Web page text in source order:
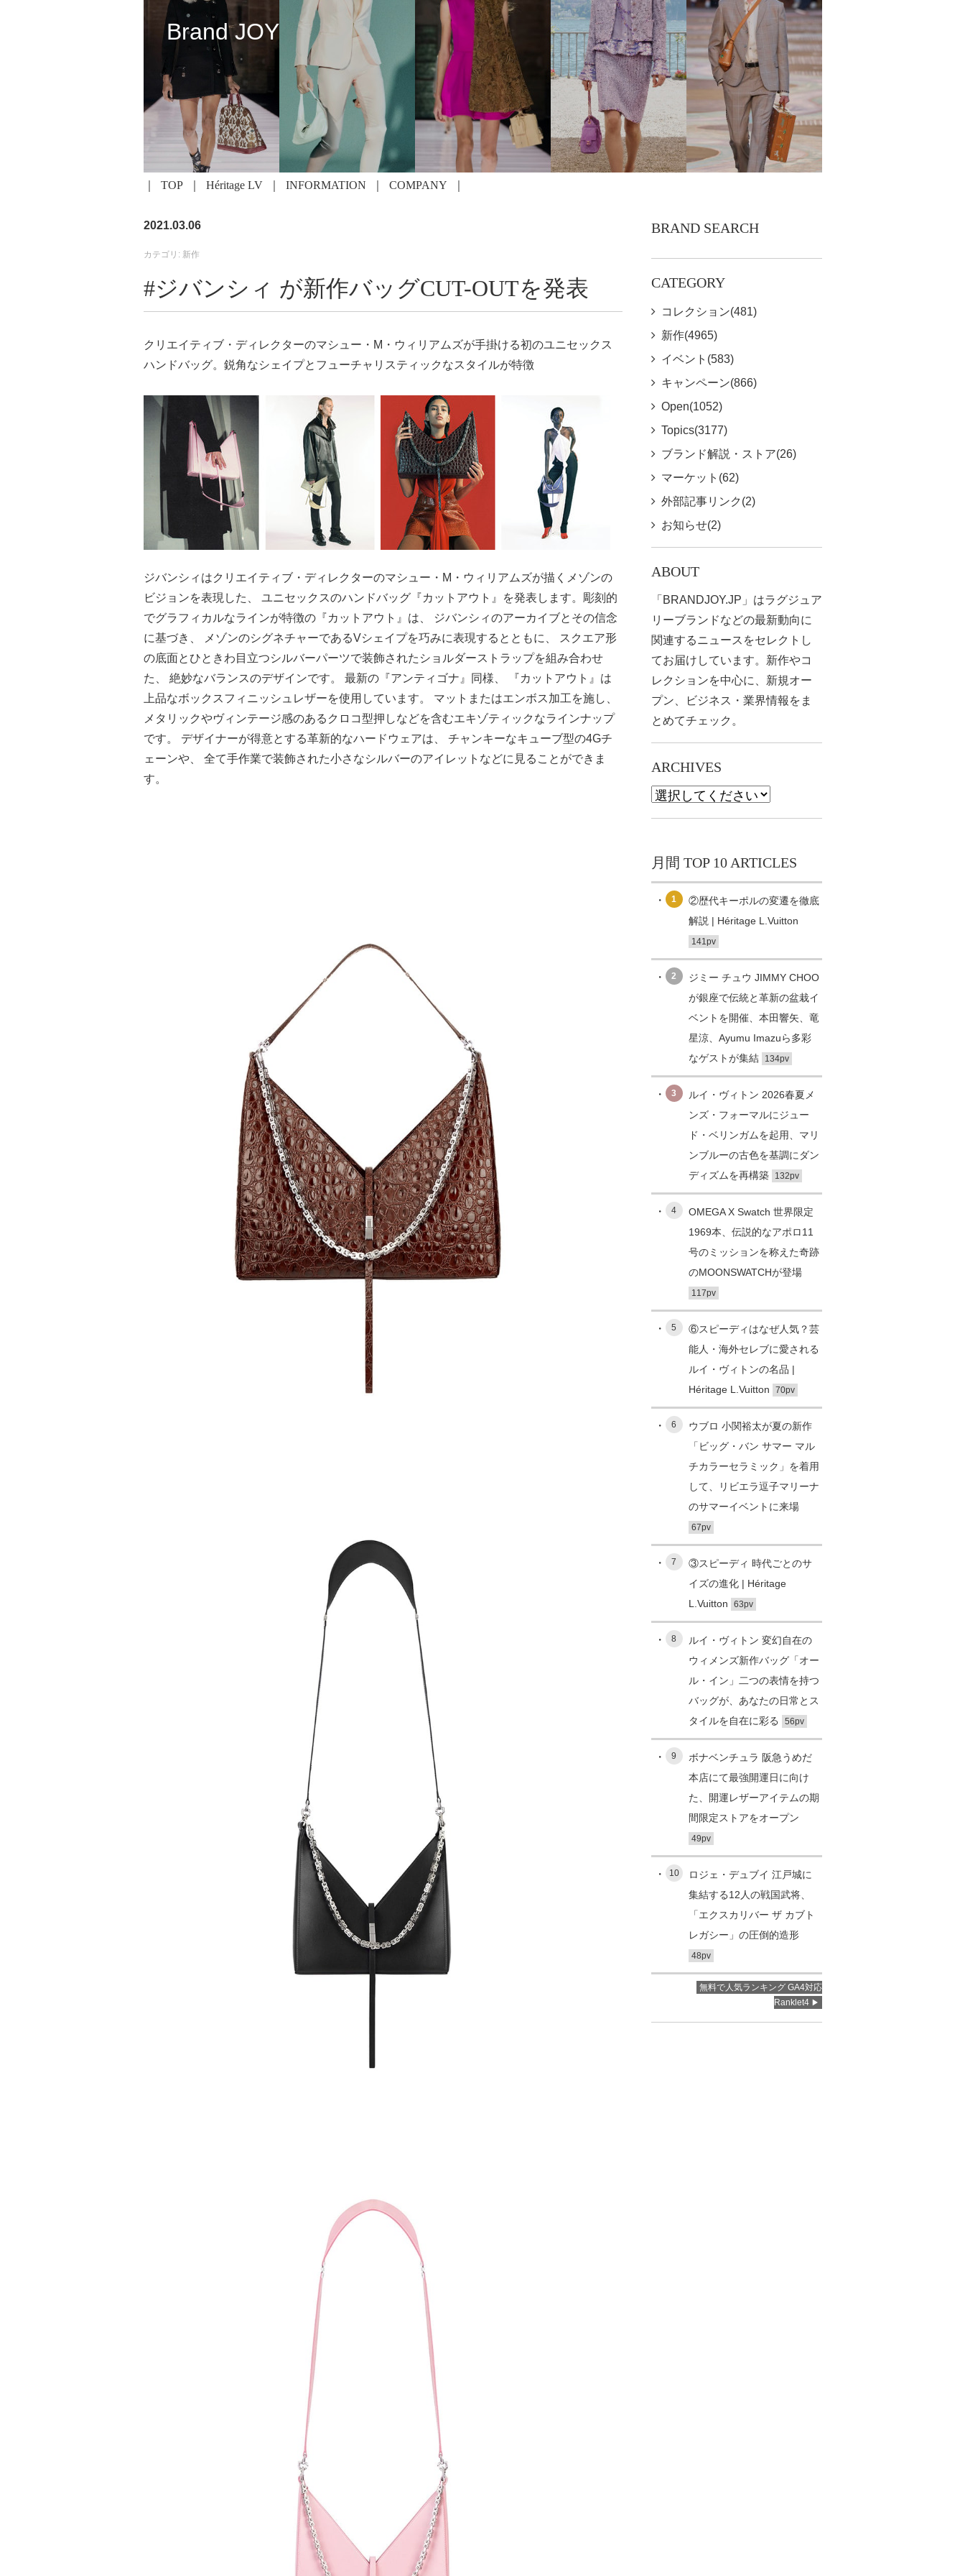
Brand JOY
TOP Héritage LV INFORMATION COMPANY
2021.03.06
カテゴリ: 新作
#ジバンシィ が新作バッグCUT-OUTを発表
クリエイティブ・ディレクターのマシュー・M・ウィリアムズが手掛ける初のユニセックス
ハンドバッグ。鋭角なシェイプとフューチャリスティックなスタイルが特徴
ジバンシィはクリエイティブ・ディレクターのマシュー・M・ウィリアムズが描くメゾンの
ビジョンを表現した、 ユニセックスのハンドバッグ『カットアウト』を発表します。彫刻的
でグラフィカルなラインが特徴の『カットアウト』は、 ジバンシィのアーカイブとその信念
に基づき、 メゾンのシグネチャーであるVシェイプを巧みに表現するとともに、 スクエア形
の底面とひときわ目立つシルバーパーツで装飾されたショルダーストラップを組み合わせ
た、 絶妙なバランスのデザインです。 最新の『アンティゴナ』同様、 『カットアウト』は
上品なボックスフィニッシュレザーを使用しています。 マットまたはエンボス加工を施し、
メタリックやヴィンテージ感のあるクロコ型押しなどを含むエキゾティックなラインナップ
です。 デザイナーが得意とする革新的なハードウェアは、 チャンキーなキューブ型の4Gチ
ェーンや、 全て手作業で装飾された小さなシルバーのアイレットなどに見ることができま
す。
BRAND SEARCH
CATEGORY
コレクション(481)
新作(4965)
イベント(583)
キャンペーン(866)
Open(1052)
Topics(3177)
ブランド解説・ストア(26)
マーケット(62)
外部記事リンク(2)
お知らせ(2)
ABOUT
「BRANDJOY.JP」はラグジュア
リーブランドなどの最新動向に
関連するニュースをセレクトし
てお届けしています。新作やコ
レクションを中心に、新規オー
プン、ビジネス・業界情報をま
とめてチェック。
ARCHIVES
月間 TOP 10 ARTICLES
1
②歴代キーポルの変遷を徹底
解説 | Héritage L.Vuitton
141pv
2
ジミー チュウ JIMMY CHOO
が銀座で伝統と革新の盆栽イ
ベントを開催、本田響矢、竜
星涼、Ayumu Imazuら多彩
なゲストが集結
134pv
3
ルイ・ヴィトン 2026春夏メ
ンズ・フォーマルにジュー
ド・ベリンガムを起用、マリ
ンブルーの古色を基調にダン
ディズムを再構築
132pv
4
OMEGA X Swatch 世界限定
1969本、伝説的なアポロ11
号のミッションを称えた奇跡
のMOONSWATCHが登場
117pv
5
⑥スピーディはなぜ人気？芸
能人・海外セレブに愛される
ルイ・ヴィトンの名品 |
Héritage L.Vuitton
70pv
6
ウブロ 小関裕太が夏の新作
「ビッグ・バン サマー マル
チカラーセラミック」を着用
して、リビエラ逗子マリーナ
のサマーイベントに来場
67pv
7
③スピーディ 時代ごとのサ
イズの進化 | Héritage
L.Vuitton
63pv
8
ルイ・ヴィトン 変幻自在の
ウィメンズ新作バッグ「オー
ル・イン」二つの表情を持つ
バッグが、あなたの日常とス
タイルを自在に彩る
56pv
9
ボナベンチュラ 阪急うめだ
本店にて最強開運日に向け
た、開運レザーアイテムの期
間限定ストアをオープン
49pv
10
ロジェ・デュブイ 江戸城に
集結する12人の戦国武将、
「エクスカリバー ザ カブト
レガシー」の圧倒的造形
48pv
無料で人気ランキング GA4対応
Ranklet4